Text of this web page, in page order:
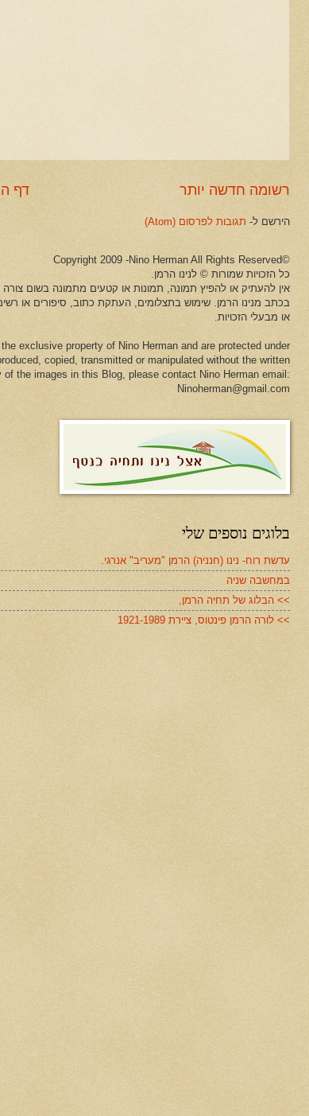
רשומה חדשה יותר דף
הירשם ל- תגובות לפרסום (Atom)
©Copyright 2009 -Nino Herman All Rights Reserved
כל הזכויות שמורות © לנינו הרמן.
אין להעתיק או להפיץ תמונה, תמונות או קטעים מתמונה בשום
בכתב מנינו הרמן. שימוש בתצלומים, העתקת כתוב, סיפורים או
או מבעלי הזכויות.
exclusive property of Nino Herman and are protected under
copied, transmitted or manipulated without the written
the images in this Blog, please contact Nino Herman email:
Ninoherman@gmail.com
בלוגים נוספים שלי
עדשת רוח- נינו (חנניה) הרמן "מעריב" אנרגי.
במחשבה שניה
>> הבלוג של תחיה הרמן,
>> לורה הרמן פינטוס, ציירת 1921-1989